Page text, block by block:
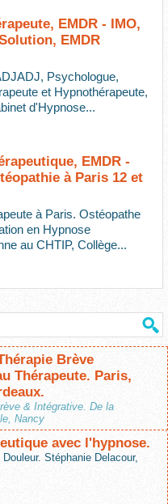
EMDR - IMO,
EMDR
Psychologue,
et Hypnothérapeute,
d'Hypnose...
EMDR -
à Paris 12 et
à Paris. Ostéopathe
en Hypnose
au CHTIP, Collège...
Brève
Thérapeute. Paris,
& Intégrative. De la
Nancy
avec l'hypnose.
Stéphanie Delacour,